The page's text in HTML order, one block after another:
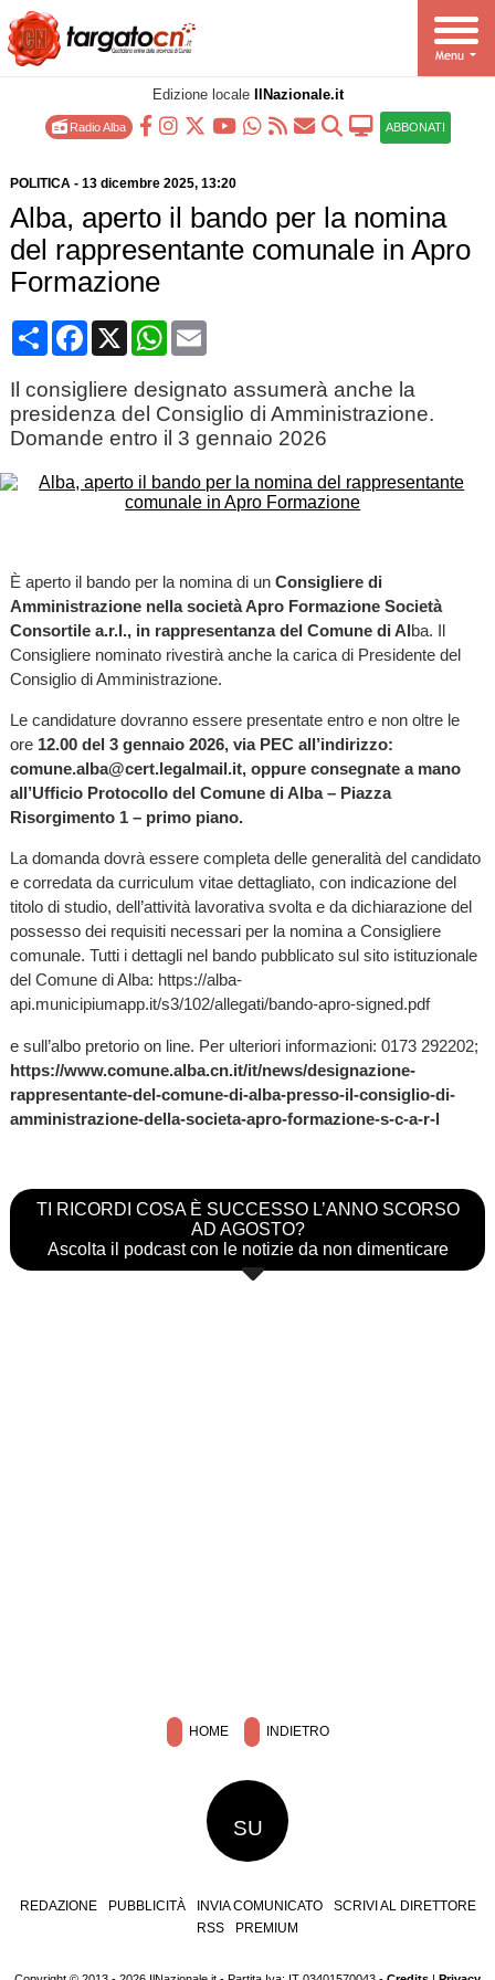
Edizione locale IlNazionale.it
Radio Alba ABBONATI
POLITICA- 13 dicembre 2025, 13:20
Alba, aperto il bando per la nomina
del rappresentante comunale in Apro
Formazione
CondividiFacebook
X WhatsApp
Email
Il consigliere designato assumerà anche la
presidenza del Consiglio di Amministrazione.
Domande entro il 3 gennaio 2026
È aperto il bando per la nomina di unConsigliere di
Amministrazione nella società Apro Formazione Società
Consortile a.r.l., in rappresentanza del Comune di Alba. Il
Consigliere nominato rivestirà anche la carica di Presidente del
Consiglio di Amministrazione.
Le candidature dovranno essere presentate entro e non oltre le
ore12.00 del 3 gennaio 2026, via PEC all’indirizzo:
comune.alba@cert.legalmail.it, oppure consegnate a mano
all’Ufficio Protocollo del Comune di Alba – Piazza
Risorgimento 1 – primo piano.
La domanda dovrà essere completa delle generalità del candidato
e corredata da curriculum vitae dettagliato, con indicazione del
titolo di studio, dell’attività lavorativa svolta e da dichiarazione del
possesso dei requisiti necessari per la nomina a Consigliere
comunale. Tutti i dettagli nel bando pubblicato sul sito istituzionale
del Comune di Alba: https://alba-
api.municipiumapp.it/s3/102/allegati/bando-apro-signed.pdf
e sull’albo pretorio on line. Per ulteriori informazioni: 0173 292202;
https://www.comune.alba.cn.it/it/news/designazione-
rappresentante-del-comune-di-alba-presso-il-consiglio-di-
amministrazione-della-societa-apro-formazione-s-c-a-r-l
TI RICORDI COSA È SUCCESSO L’ANNO SCORSO
AD AGOSTO?
Ascolta il podcast con le notizie da non dimenticare
HOME INDIETRO
SU
REDAZIONE PUBBLICITÀ INVIA COMUNICATO
SCRIVI AL DIRETTORE
RSS
PREMIUM